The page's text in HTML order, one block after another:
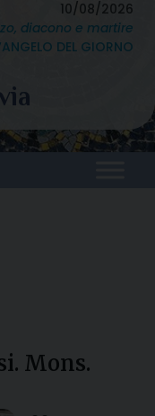
10/08/2026
diacono e martire
DEL GIORNO
Mons.